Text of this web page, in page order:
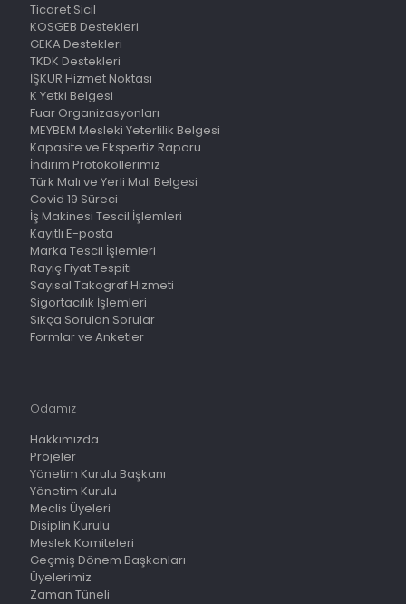
Ticaret Sicil
KOSGEB Destekleri
GEKA Destekleri
TKDK Destekleri
İŞKUR Hizmet Noktası
K Yetki Belgesi
Fuar Organizasyonları
MEYBEM Mesleki Yeterlilik Belgesi
Kapasite ve Ekspertiz Raporu
İndirim Protokollerimiz
Türk Malı ve Yerli Malı Belgesi
Covid 19 Süreci
İş Makinesi Tescil İşlemleri
Kayıtlı E-posta
Marka Tescil İşlemleri
Rayiç Fiyat Tespiti
Sayısal Takograf Hizmeti
Sigortacılık İşlemleri
Sıkça Sorulan Sorular
Formlar ve Anketler
Odamız
Hakkımızda
Projeler
Yönetim Kurulu Başkanı
Yönetim Kurulu
Meclis Üyeleri
Disiplin Kurulu
Meslek Komiteleri
Geçmiş Dönem Başkanları
Üyelerimiz
Zaman Tüneli